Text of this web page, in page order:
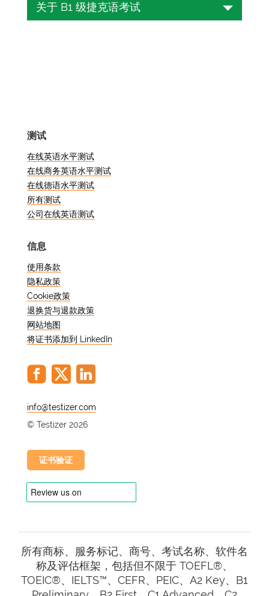
关于 B1 级捷克语考试
什么是捷克语水平测试？
捷克语水平测试是一项旨在评估非母语人
士语言技能的考试。它衡量您用捷克语进
得捷克公民身份、改善职业前景和进入大
学或学院等各种目的至关重要。
如何参加免费在线捷克语
测试？
捷克语水平测试可在网上进行，非常方
技能进行评估。在线平台提供友好的用户
界面，确保无缝的测试体验。只需点击几
收到测试结果。
捷克语水平测试分为几个部分，包括阅读
理解、听力理解、书面和口头表达。每个
体语言理解能力的掌握程度。
考试结构如何，评估哪些
测试
在线英语水平测试
在线商务英语水平测试
在线德语水平测试
所有测试
公司在线英语测试
信息
使用条款
隐私政策
Cookie政策
退换货与退款政策
网站地图
将证书添加到 LinkedIn
@
© Testizer 2026
证书验证
所有商标、服务标记、商号、考试名称、软件名
称及评估框架，包括但不限于 TOEFL®、
TOEIC®、IELTS™、CEFR、PEIC、A2 Key、B1